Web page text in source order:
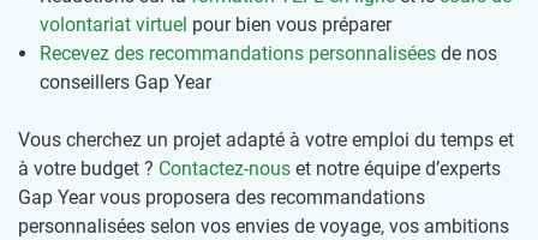
volontariat virtuel pour bien vous préparer
Recevez des recommandations personnalisées de nos
conseillers Gap Year
Vous cherchez un projet adapté à votre emploi du temps et
à votre budget ? Contactez-nous et notre équipe d’experts
Gap Year vous proposera des recommandations
personnalisées selon vos envies de voyage, vos ambitions